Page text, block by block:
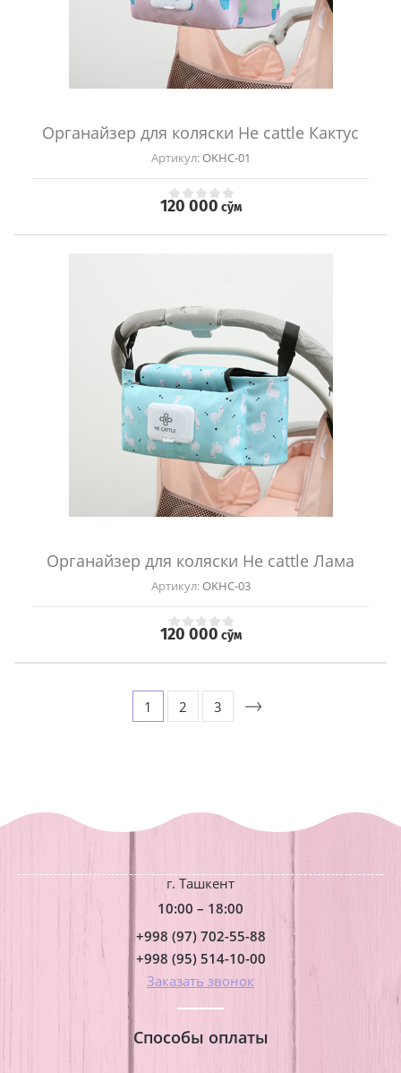
Органайзер для коляски He cattle Кактус
Артикул:OKHC-01
120 000 сўм
Органайзер для коляски He cattle Лама
Артикул:OKHC-03
120 000 сўм
1 2 3
г. Ташкент
10:00 – 18:00
+998 (97) 702-55-88
+998 (95) 514-10-00
Заказать звонок
Способы оплаты